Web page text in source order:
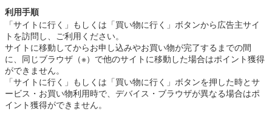
利用手順
「サイトに行く」もしくは「買い物に行く」ボタンから広告主サイ
トを訪問し、ご利用ください。
サイトに移動してからお申し込みやお買い物が完了するまでの間
に、同じブラウザ（※）で他のサイトに移動した場合はポイント獲得
ができません。
「サイトに行く」もしくは「買い物に行く」ボタンを押した時とサ
ービス・お買い物利用時で、デバイス・ブラウザが異なる場合はポ
イント獲得ができません。